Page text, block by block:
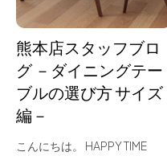
熊本店スタッフブロ
グ －ダイニングテー
ブルの選び方 サイズ
編－
こんにちは。 HAPPY TIME